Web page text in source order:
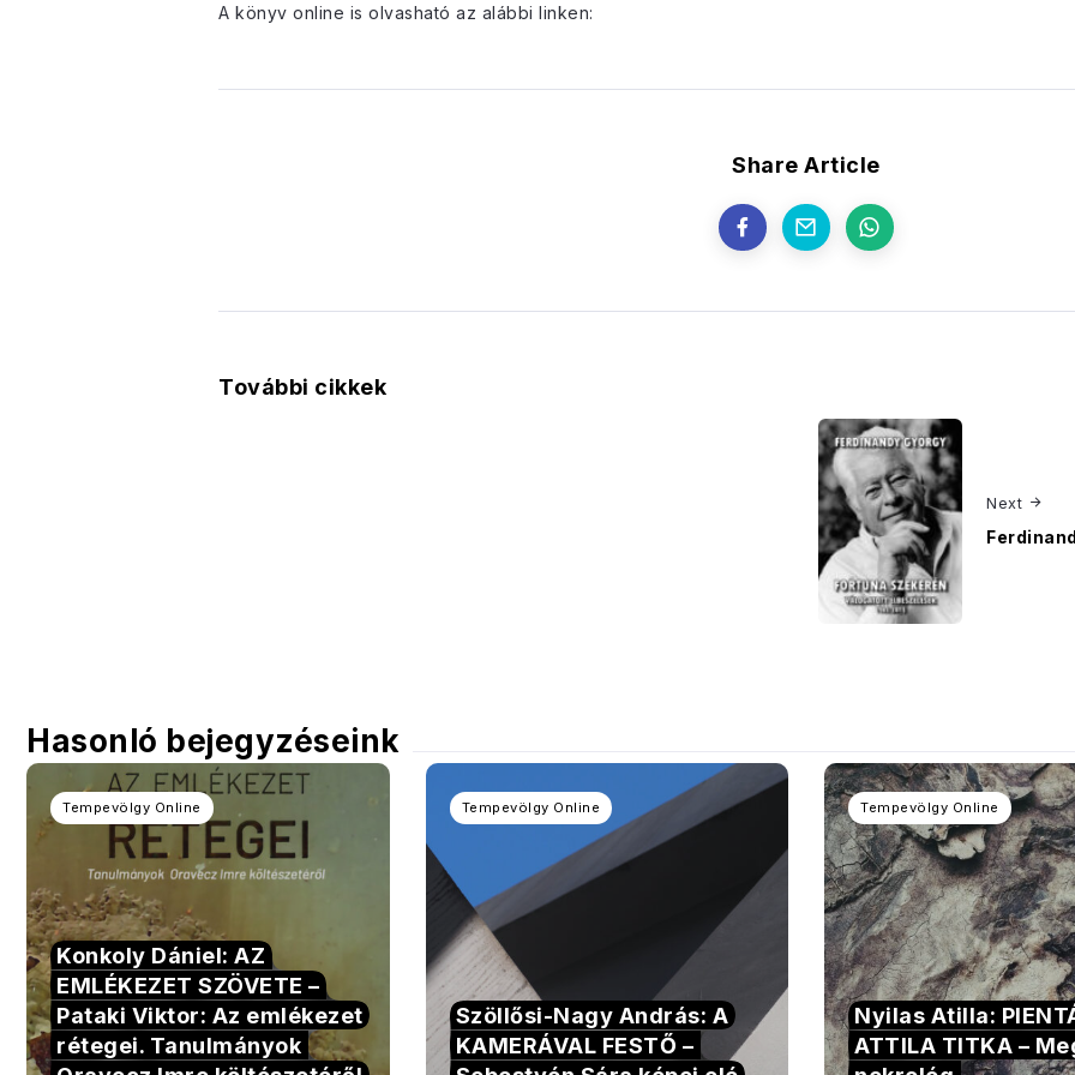
A könyv online is olvasható az alábbi linken:
Share Article
További cikkek
Next
Hasonló bejegyzéseink
Tempevölgy Online
Konkoly Dániel: AZ
EMLÉKEZET SZÖVETE –
Pataki Viktor: Az emlékezet
rétegei. Tanulmányok
Tempevölgy Online
Szöllősi-Nagy András: A
KAMERÁVAL FESTŐ –
Tempevölgy Online
Nyilas Atilla:
ATTILA TITKA –